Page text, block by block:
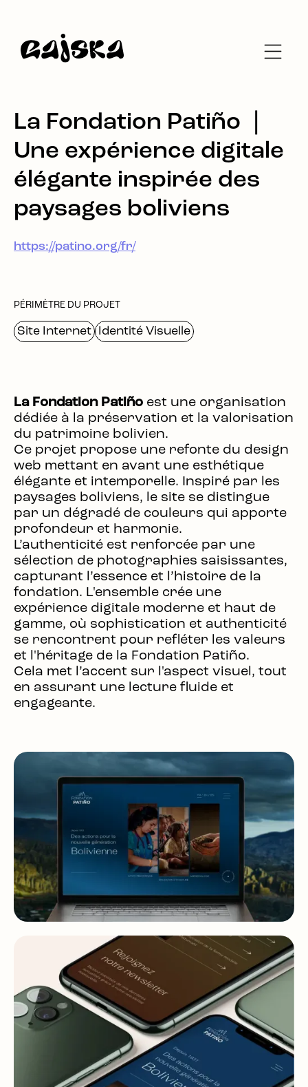
La Fondation Patiño ❘
Une expérience digitale
élégante inspirée des
paysages boliviens
https://patino.org/fr/
PÉRIMÈTRE DU PROJET
Site Internet Identité Visuelle
La Fondation Patiño est une organisation
dédiée à la préservation et la valorisation
du patrimoine bolivien.
Ce projet propose une refonte du design
web mettant en avant une esthétique
élégante et intemporelle. Inspiré par les
paysages boliviens, le site se distingue
par un dégradé de couleurs qui apporte
profondeur et harmonie.
L’authenticité est renforcée par une
sélection de photographies saisissantes,
capturant l’essence et l’histoire de la
fondation. L'ensemble crée une
expérience digitale moderne et haut de
gamme, où sophistication et authenticité
se rencontrent pour refléter les valeurs
et l'héritage de la Fondation Patiño.
Cela met l’accent sur l'aspect visuel, tout
en assurant une lecture fluide et
engageante.